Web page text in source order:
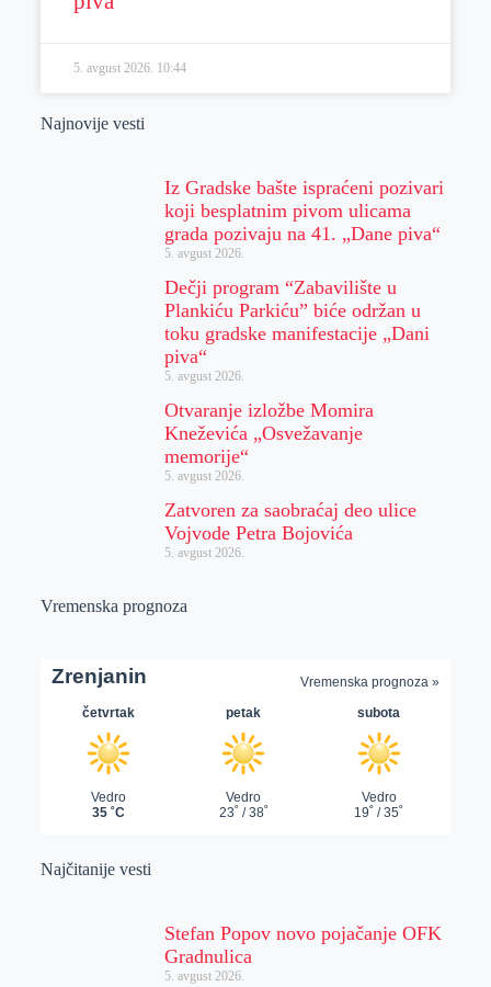
5. avgust 2026. 10:44
Najnovije vesti
Iz Gradske bašte ispraćeni pozivari
koji besplatnim pivom ulicama
grada pozivaju na 41. „Dane piva“
5. avgust 2026.
Dečji program “Zabavilište u
Plankiću Parkiću” biće održan u
toku gradske manifestacije „Dani
piva“
5. avgust 2026.
Otvaranje izložbe Momira
Kneževića „Osvežavanje
memorije“
5. avgust 2026.
Zatvoren za saobraćaj deo ulice
Vojvode Petra Bojovića
5. avgust 2026.
Vremenska prognoza
Najčitanije vesti
Stefan Popov novo pojačanje OFK
Gradnulica
5. avgust 2026.